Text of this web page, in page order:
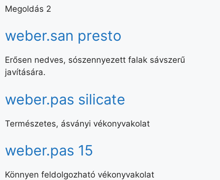
Megoldás 2
weber.san presto
Erősen nedves, sószennyezett falak sávszerű
javítására.
weber.pas silicate
Természetes, ásványi vékonyvakolat
weber.pas 15
Könnyen feldolgozható vékonyvakolat